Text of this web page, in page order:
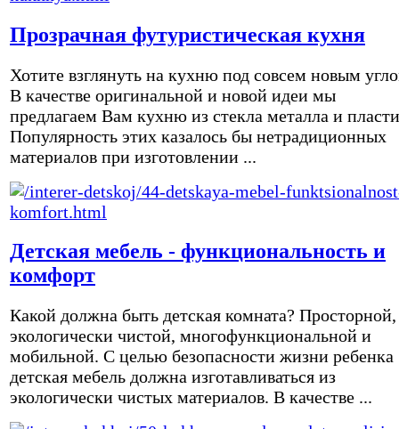
Прозрачная футуристическая кухня
Хотите взглянуть на кухню под совсем новым
В качестве оригинальной и новой идеи мы
предлагаем Вам кухню из стекла металла и
Популярность этих казалось бы нетрадиционных
материалов при изготовлении ...
Детская мебель - функциональность и
комфорт
Какой должна быть детская комната? Просторной,
экологически чистой, многофункциональной и
мобильной. С целью безопасности жизни ребенка
детская мебель должна изготавливаться из
экологически чистых материалов. В качестве ...